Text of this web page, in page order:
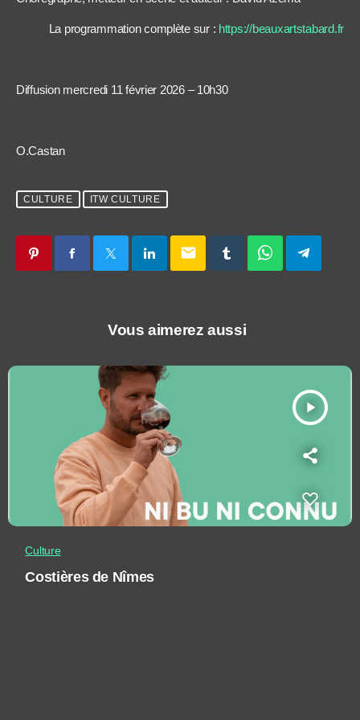
La programmation complète sur : https://beauxartstabard.fr
Diffusion mercredi 11 février 2026 – 10h30
O.Castan
CULTURE ITW CULTURE
email
Vous aimerez aussi
play_arrow
Culture
Costières de Nîmes